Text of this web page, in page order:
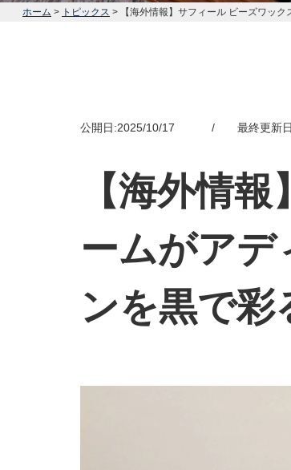
ホーム > トピックス > 【海外情報】サフィール ビーズワッ
公開日:2025/10/17 / 最終更新日
【海外情
ームがアデ
ンを黒で彩